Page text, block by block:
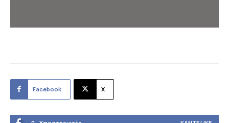
Facebook X